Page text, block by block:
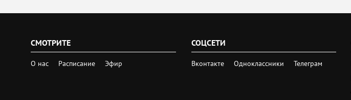
СМОТРИТЕ
О нас Расписание Эфир
СОЦСЕТИ
Вконтакте Одноклассники Телеграм